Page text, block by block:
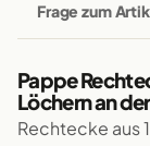
Frage zum
Pappe
Löchern an
Rechtecke aus